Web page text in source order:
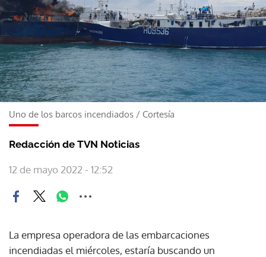
Uno de los barcos incendiados / Cortesía
Redacción de TVN Noticias
12 de mayo 2022 - 12:52
La empresa operadora de las embarcaciones
incendiadas el miércoles, estaría buscando un